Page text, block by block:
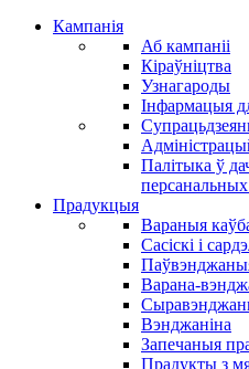
Кампанія
Аб кампаніі
Кіраўніцтва
Узнагароды
Інфармацыя
Палітыка ў
Прадукцыя
Вараныя
Сасіскі і
Варана-
Вэнджаніна
Запечаныя
Прадукты з